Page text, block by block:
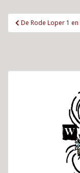
Bericht
navigatie
De Rode Loper 1